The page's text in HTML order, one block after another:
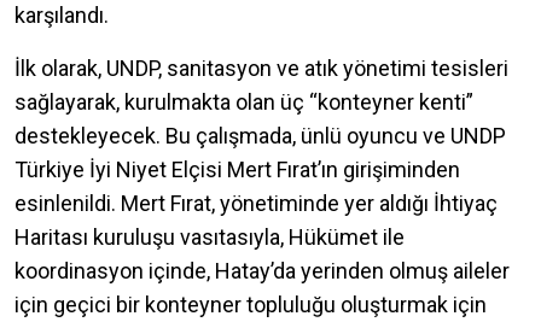
karşılandı.
İlk olarak, UNDP, sanitasyon ve atık yönetimi tesisleri
sağlayarak, kurulmakta olan üç “konteyner kenti”
destekleyecek. Bu çalışmada, ünlü oyuncu ve UNDP
Türkiye İyi Niyet Elçisi Mert Fırat’ın girişiminden
esinlenildi. Mert Fırat, yönetiminde yer aldığı İhtiyaç
Haritası kuruluşu vasıtasıyla, Hükümet ile
koordinasyon içinde, Hatay’da yerinden olmuş aileler
için geçici bir konteyner topluluğu oluşturmak için